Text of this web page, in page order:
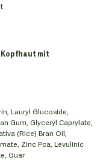
Kopfhaut mit
Lauryl Glucoside,
Gum, Glyceryl Caprylate,
(Rice) Bran Oil,
Zinc Pca, Levulinic
Guar